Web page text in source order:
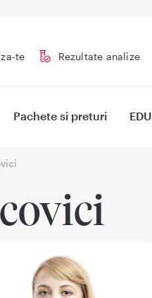
te Rezultate analize
Pachete si preturi EDU